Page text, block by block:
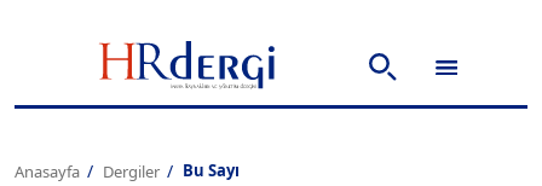
Anasayfa Dergiler Bu Sayı